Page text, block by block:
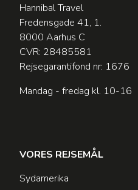
Hannibal Travel
Fredensgade 41, 1.
8000 Aarhus C
CVR: 28485581
Rejsegarantifond nr: 1676
Mandag - fredag kl. 10-16
VORES REJSEMÅL
Sydamerika